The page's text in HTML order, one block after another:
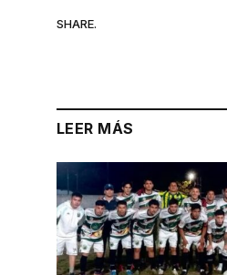
SHARE.
LEER MÁS